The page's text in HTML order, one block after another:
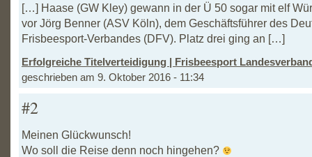
[…] Haase (GW Kley) gewann in der Ü 50 sogar mit elf
vor Jörg Benner (ASV Köln), dem Geschäftsführer des
Frisbeesport-Verbandes (DFV). Platz drei ging an […]
Erfolgreiche Titelverteidigung | Frisbeesport
geschrieben am 9. Oktober 2016 - 11:34
#2
Meinen Glückwunsch!
Wo soll die Reise denn noch hingehen?